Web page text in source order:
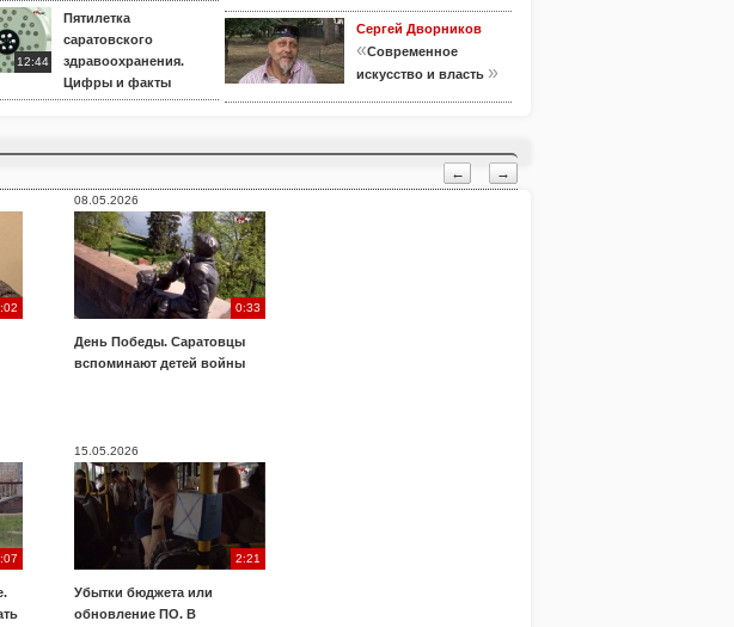
12:44
Пятилетка
саратовского
здравоохранения.
Цифры и факты
Сергей Дворников
«Современное
искусство и власть »
← →
08.05.2026
0:33
День Победы. Саратовцы
вспоминают детей войны
15.05.2026
2:21
Убытки бюджета или
обновление ПО. В